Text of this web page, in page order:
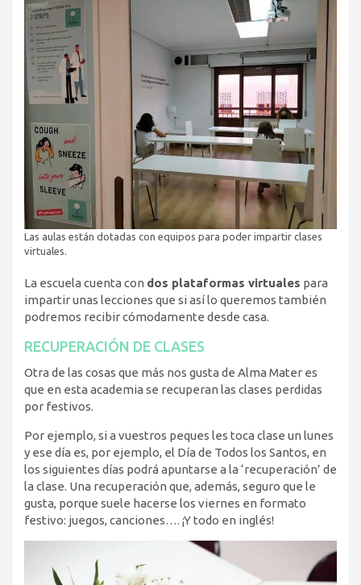
Las aulas están dotadas con equipos para poder impartir clases
virtuales.
La escuela cuenta con dos plataformas virtuales para
impartir unas lecciones que si así lo queremos también
podremos recibir cómodamente desde casa.
RECUPERACIÓN DE CLASES
Otra de las cosas que más nos gusta de Alma Mater es
que en esta academia se recuperan las clases perdidas
por festivos.
Por ejemplo, si a vuestros peques les toca clase un lunes
y ese día es, por ejemplo, el Día de Todos los Santos, en
los siguientes días podrá apuntarse a la ‘recuperación’ de
la clase. Una recuperación que, además, seguro que le
gusta, porque suele hacerse los viernes en formato
festivo: juegos, canciones…. ¡Y todo en inglés!